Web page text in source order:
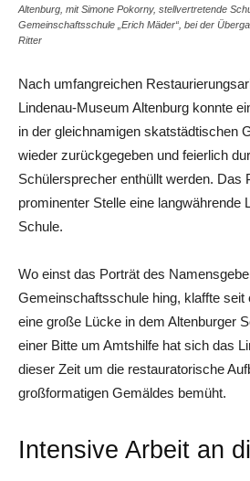
Altenburg, mit Simone Pokorny, stellvertretende
Gemeinschaftsschule „Erich Mäder“, bei der
Ritter
Nach umfangreichen
Lindenau-Museum Altenburg konnte
in der gleichnamigen skatstädtischen
wieder zurückgegeben und feierlich
Schülersprecher enthüllt werden. Das
prominenter Stelle eine langwährende
Schule.
Wo einst das Porträt des
Gemeinschaftsschule hing, klaffte seit
eine große Lücke in dem Altenburger
einer Bitte um Amtshilfe hat sich das
dieser Zeit um die restauratorische
großformatigen Gemäldes bemüht.
Intensive Arbeit an